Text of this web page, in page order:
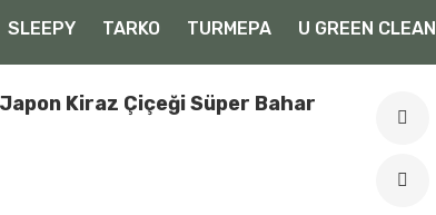
SLEEPY TARKO TURMEPA U GREEN CLEAN
Kiraz Çiçeği Süper Bahar